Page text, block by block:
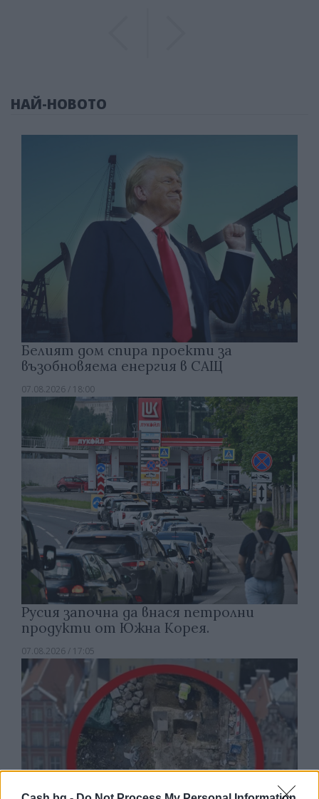
НАЙ-НОВОТО
Белият дом спира проекти за
възобновяема енергия в САЩ
07.08.2026 / 18:00
Русия започна да внася петролни
продукти от Южна Корея.
07.08.2026 / 17:05